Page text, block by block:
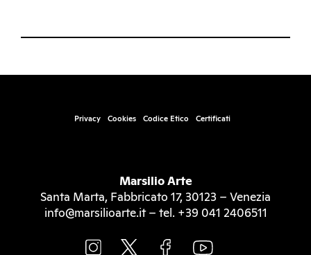
Privacy Cookies Codice Etico Certificati
Marsilio Arte
Santa Marta, Fabbricato 17, 30123 – Venezia
info@marsilioarte.it – tel. +39 041 2406511